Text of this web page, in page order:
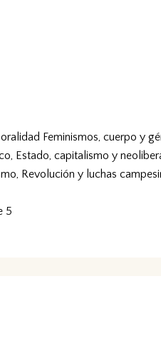
Feminismos, cuerpo y
Estado, capitalismo y
Revolución y luchas
5